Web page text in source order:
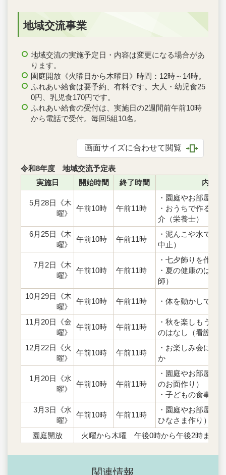
地域交流事業
地域交流の実施予定日・内容は変更になる場合があ
ります。
園庭開放《火曜日から木曜日》時間：12時～14時。
ふれあい給食は要予約、有料です。大人・幼児食25
0円、乳児食170円です。
ふれあい給食の受付は、実施日の2週間前午前10時
から電話で受付。毎回5組10名。
画面サイズに合わせて閲覧
令和8年度 地域交流予定表
実施日
開始時間 終了時間 内容
5月28日《木
曜》
午前10時 午前11時
・園庭やお部屋
・おうちで作る簡
介（栄養士）
6月25日《木
曜》
午前10時 午前11時
・泥んこや水で遊
中止）
7月2日《木
曜》
午前10時 午前11時
・七夕飾りを作
・夏の健康のはな
師）
10月29日《木
曜》
午前10時 午前11時 ・体を動かして遊
11月20日《金
曜》
午前10時 午前11時
・秋を楽しもう
のはなし（看護師）
12月22日《火
曜》
午前10時 午前11時
・お楽しみ会に参
か
1月20日《水
曜》
午前10時 午前11時
・園庭やお部屋で
のお面作り）
・子どもの食事相
3月3日《水
曜》
午前10時 午前11時
・園庭やお部屋で
ひなさま作り）
園庭開放
火曜から木曜 午後0時から午後2時まで
関連情報